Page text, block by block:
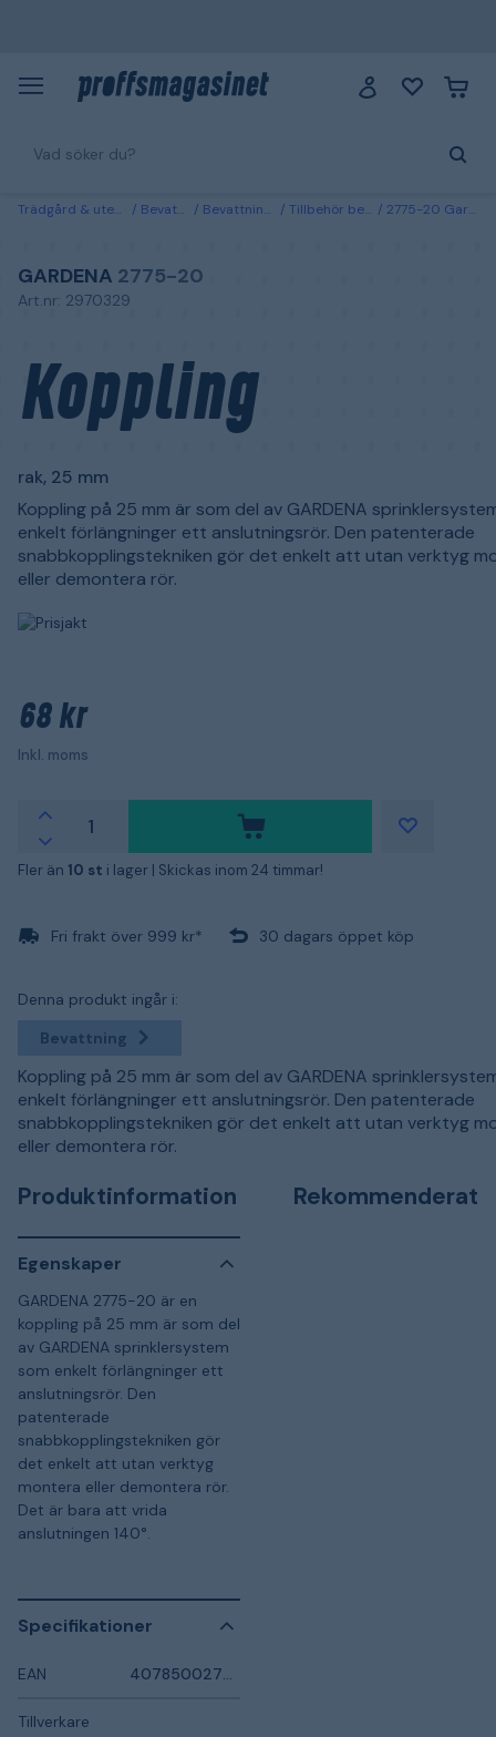
Trädgård & utemiljö Bevattning Bevattningssystem Tillbehör bevattningsystem 2775-20 Gardena Koppling rak, 25 mm
GARDENA 2775-20
Art.nr: 2970329
Koppling
rak, 25 mm
Koppling på 25 mm är som del av GARDENA
enkelt förlängninger ett anslutningsrör. Den patenterade
snabbkopplingstekniken gör det enkelt att utan verktyg
eller demontera rör.
68 kr
Inkl. moms
Fler än 10 st i lager | Skickas inom 24 timmar!
Fri frakt över 999 kr* 30 dagars öppet köp
Denna produkt ingår i:
Bevattning
Koppling på 25 mm är som del av GARDENA
enkelt förlängninger ett anslutningsrör. Den patenterade
snabbkopplingstekniken gör det enkelt att utan verktyg
eller demontera rör.
Produktinformation
Egenskaper
GARDENA 2775-20 är en
koppling på 25 mm är som del
av GARDENA sprinklersystem
som enkelt förlängninger ett
anslutningsrör. Den
patenterade
snabbkopplingstekniken gör
det enkelt att utan verktyg
montera eller demontera rör.
Det är bara att vrida
anslutningen 140°.
Specifikationer
EAN
Tillverkare
Rekommenderat